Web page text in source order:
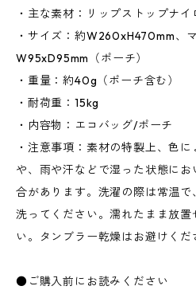
・主な素材：リップストップナイ
・サイズ：約W260xH470mm、
W95xD95mm（ポーチ）
・重量：約40g（ポーチ含む）
・耐荷重：15kg
・内容物：エコバッグ/ポーチ
・注意事項：素材の特製上、色
や、雨や汗などで湿った状態に
合があります。洗濯の際は常温
洗ってください。濡れたまま放
い。タンブラー乾燥はお避けくだ
●ご購入前にお読みください